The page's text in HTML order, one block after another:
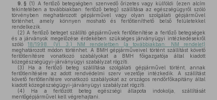
9. § (1) A fertőző betegségben szenvedő őrizetes vagy külföldi (ezen alcím
tekintetében a továbbiakban: fertőző beteg) szállítása az egészségügyről szóló
törvényben meghatározott gépjárművel vagy olyan szolgálati gépjárművel
történhet, amely könnyen mosható és fertőtleníthető belső felületekkel
rendelkezik.
(2) A fertőző beteget szállító gépjárművek fertőtlenítése a fertőző betegségek
és a járványok megelőzése érdekében szükséges járványügyi intézkedésekről
szóló18/1998. (VI. 3.) NM rendeletben (a továbbiakban: NM rendelet)
meghatározott módon történhet. A BMH gépjárműveivel történt szállítást követő
fertőtlenítésre vonatkozó szabályokat a BMH főigazgatója által kiadott
közegészségügyi-járványügyi szabályzat rögzíti.
(3) Ha a fertőző beteg szállítása szolgálati gépjárművel történt, annak
fertőtlenítésére az adott rendvédelmi szerv vezetője intézkedik. A szállítást
követő fertőtlenítésre vonatkozó szabályokat az országos rendőrfőkapitány által
kiadott közegészségügyi-járványügyi szabályzat rögzíti.
(4) Ha a fertőzött beteg egészségi állapota indokolja, szállítását
mentőgépjárművel kell végrehajtani.